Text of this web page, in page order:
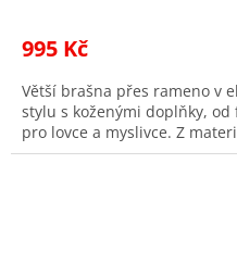
995 Kč
Větší brašna přes rameno v
stylu s koženými doplňky, od
pro lovce a myslivce. Z